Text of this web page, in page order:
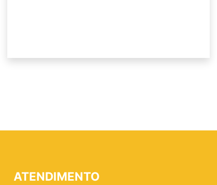
ATENDIMENTO